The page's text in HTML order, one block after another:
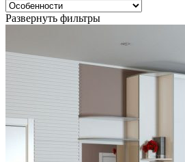
Развернуть фильтры